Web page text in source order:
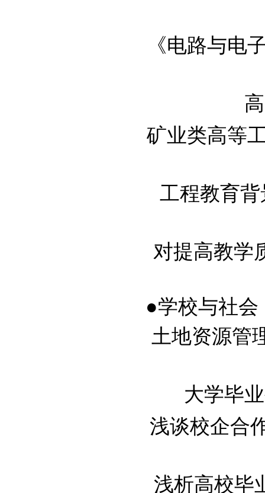
《电路与电
矿业类高等
工程教育
对提高教学
●学校与社会
土地资源管
大学毕
浅谈校企合
浅析高校毕